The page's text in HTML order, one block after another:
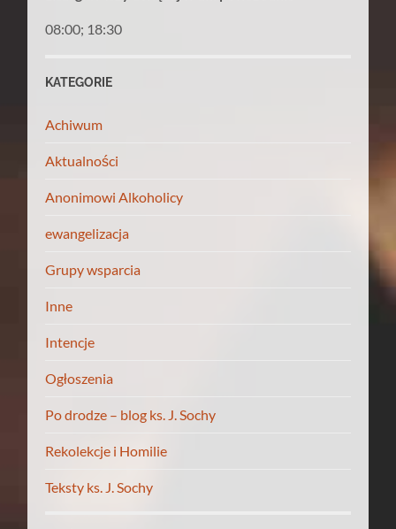
08:00; 18:30
KATEGORIE
Achiwum
Aktualności
Anonimowi Alkoholicy
ewangelizacja
Grupy wsparcia
Inne
Intencje
Ogłoszenia
Po drodze – blog ks. J. Sochy
Rekolekcje i Homilie
Teksty ks. J. Sochy